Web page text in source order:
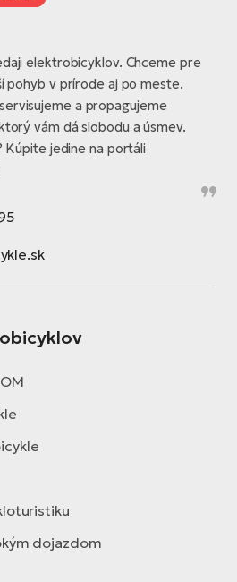
elektrobicyklov. Chceme pre
pohyb v prírode aj po meste.
a propagujeme
vám dá slobodu a úsmev.
jedine na portáli
dojazdom